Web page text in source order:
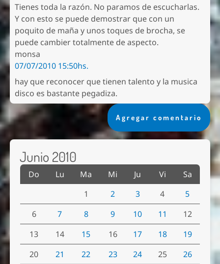
Tienes toda la razón. No paramos de escucharlas.
Y con esto se puede demostrar que con un
poquito de maña y unos toques de brocha, se
puede cambier totalmente de aspecto.
monsa
07/07/2010 15:50hs.
hay que reconocer que tienen talento y la musica
disco es bastante pegadiza.
Agregar comentario
Junio 2010
Do Lu Ma Mi Ju Vi
Sa
1
2 3 4
5
6
7 8 9 10 11
12
13
14 15 16 17 18
19
20
21 22 23 24 25
26